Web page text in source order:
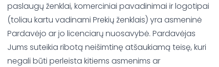
paslaugų ženklai, komerciniai pavadinimai ir logotipai
(toliau kartu vadinami Prekių ženklais) yra asmeninė
Pardavėjo ar jo licenciarų nuosavybė. Pardavėjas
Jums suteikia ribotą neišimtinę atšaukiamą teisę, kuri
negali būti perleista kitiems asmenims ar